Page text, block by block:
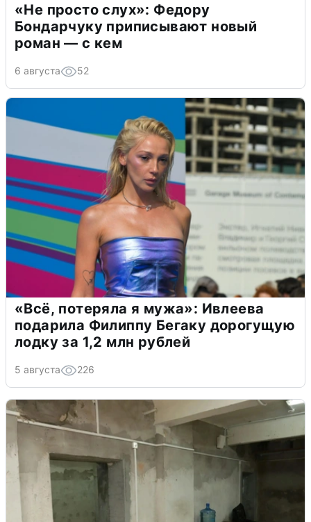
«Не просто слух»: Федору
Бондарчуку приписывают новый
роман — с кем
6 августа 52
«Всё, потеряла я мужа»: Ивлеева
подарила Филиппу Бегаку дорогущую
лодку за 1,2 млн рублей
5 августа 226